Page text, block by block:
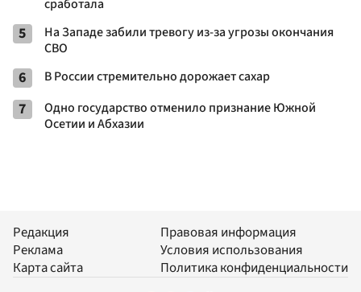
сработала
5
На Западе забили тревогу из-за угрозы окончания
СВО
6 В России стремительно дорожает сахар
7
Одно государство отменило признание Южной
Осетии и Абхазии
Редакция
Реклама
Карта сайта
Правовая информация
Условия использования
Политика конфиденциальности